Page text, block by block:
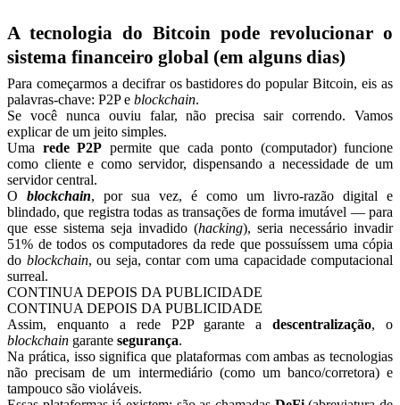
A tecnologia do Bitcoin pode revolucionar o
sistema financeiro global (em alguns dias)
Para começarmos a decifrar os bastidores do popular Bitcoin, eis as
palavras-chave: P2P e blockchain.
Se você nunca ouviu falar, não precisa sair correndo. Vamos
explicar de um jeito simples.
Uma rede P2P permite que cada ponto (computador) funcione
como cliente e como servidor, dispensando a necessidade de um
servidor central.
O blockchain, por sua vez, é como um livro-razão digital e
blindado, que registra todas as transações de forma imutável — para
que esse sistema seja invadido (hacking), seria necessário invadir
51% de todos os computadores da rede que possuíssem uma cópia
do blockchain, ou seja, contar com uma capacidade computacional
surreal.
CONTINUA DEPOIS DA PUBLICIDADE
CONTINUA DEPOIS DA PUBLICIDADE
Assim, enquanto a rede P2P garante adescentralização, o
blockchain garante segurança.
Na prática, isso significa que plataformas com ambas as tecnologias
não precisam de um intermediário (como um banco/corretora) e
tampouco são violáveis.